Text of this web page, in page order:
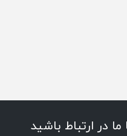
ما در ارتباط باشید